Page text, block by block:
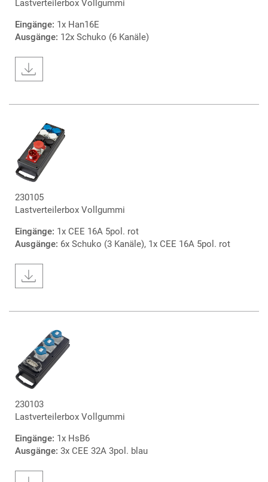
Lastverteilerbox Vollgummi
Eingänge: 1x Han16E
Ausgänge: 12x Schuko (6 Kanäle)
230105
Lastverteilerbox Vollgummi
Eingänge: 1x CEE 16A 5pol. rot
Ausgänge: 6x Schuko (3 Kanäle), 1x CEE 16A 5pol. rot
230103
Lastverteilerbox Vollgummi
Eingänge: 1x HsB6
Ausgänge: 3x CEE 32A 3pol. blau